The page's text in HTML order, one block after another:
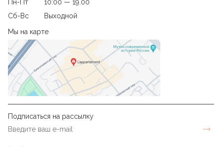
Пн-Пт
10:00 — 19.00
Сб-Вс
Выходной
Мы на карте
Подписаться на рассылку